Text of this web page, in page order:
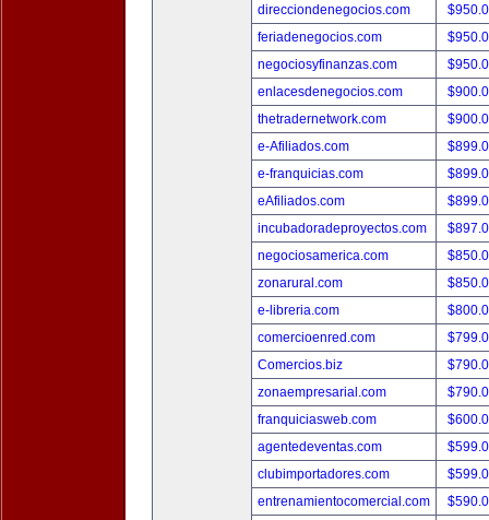
direcciondenegocios.com
feriadenegocios.com
negociosyfinanzas.com
enlacesdenegocios.com
thetradernetwork.com
e-Afiliados.com
e-franquicias.com
eAfiliados.com
incubadoradeproyectos.com
negociosamerica.com
zonarural.com
e-libreria.com
comercioenred.com
Comercios.biz
zonaempresarial.com
franquiciasweb.com
agentedeventas.com
clubimportadores.com
entrenamientocomercial.com